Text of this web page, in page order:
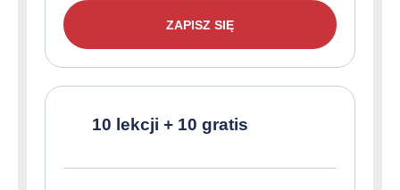
ZAPISZ SIĘ
10 lekcji + 10 gratis